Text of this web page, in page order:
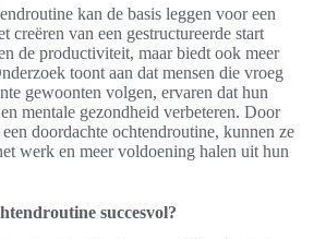
kan de basis leggen voor een
creëren van een gestructureerde start
de productiviteit, maar biedt ook meer
toont aan dat mensen die vroeg
gewoonten volgen, ervaren dat hun
mentale gezondheid verbeteren. Door
doordachte ochtendroutine, kunnen ze
werk en meer voldoening halen uit hun
succesvol?